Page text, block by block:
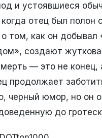
и устоявшиеся
отец был полон
том, как он добывал
создают
— это не
продолжает
черный юмор, но он
до